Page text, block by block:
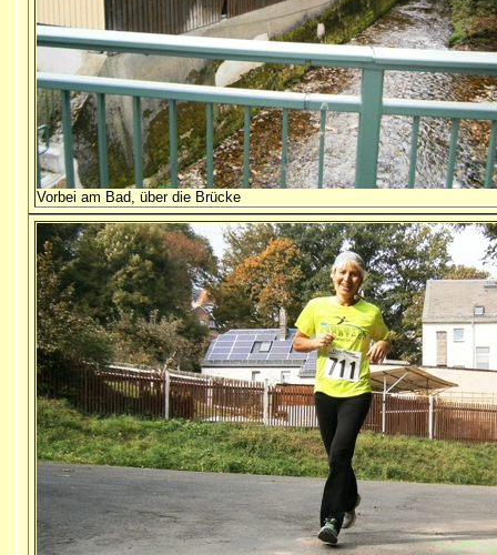
Vorbei am Bad, über die Brücke